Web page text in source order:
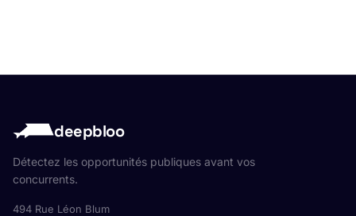
deepbloo
Détectez les opportunités publiques avant vos
concurrents.
494 Rue Léon Blum